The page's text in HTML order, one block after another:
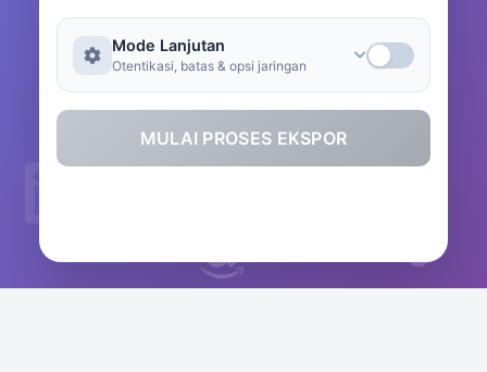
Mode Lanjutan
Otentikasi, batas & opsi jaringan
MULAI PROSES EKSPOR